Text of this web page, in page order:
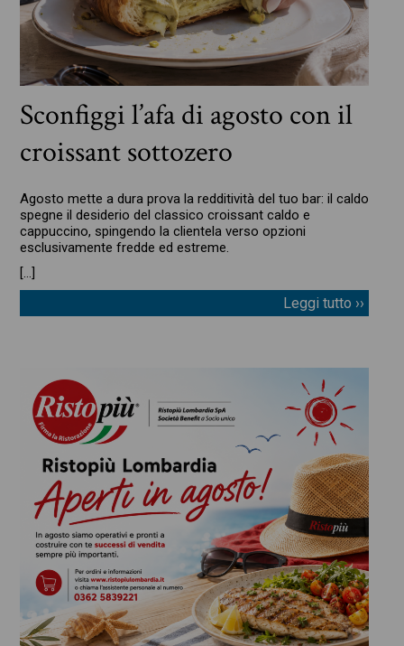
Sconfiggi l’afa di agosto con il
croissant sottozero
Agosto mette a dura prova la redditività del tuo bar: il caldo
spegne il desiderio del classico croissant caldo e
cappuccino, spingendo la clientela verso opzioni
esclusivamente fredde ed estreme.
[…]
Leggi tutto ››